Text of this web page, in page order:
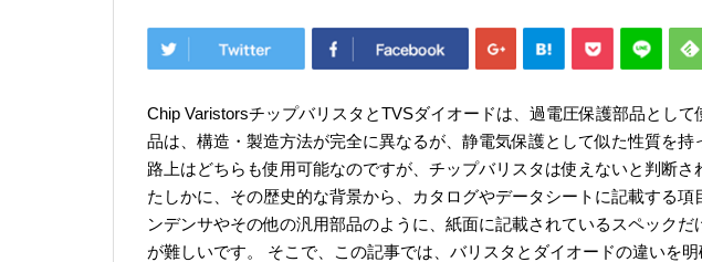
Chip VaristorsチップバリスタとTVSダイオードは、過電圧保護部品とし
品は、構造・製造方法が完全に異なるが、静電気保護として似た性質を持
路上はどちらも使用可能なのですが、チップバリスタは使えないと判断さ
たしかに、その歴史的な背景から、カタログやデータシートに記載する項
ンデンサやその他の汎用部品のように、紙面に記載されているスペックだ
が難しいです。 そこで、この記事では、バリスタとダイオードの違いを